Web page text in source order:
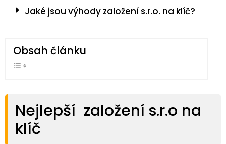
Jaké jsou výhody založení s.r.o. na klíč?
Obsah článku
Nejlepší založení s.r.o na
klíč